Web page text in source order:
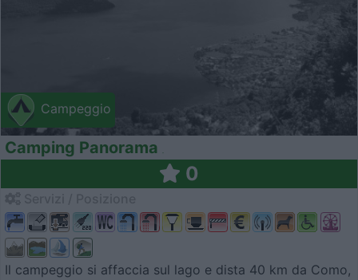
Campeggio
Camping Panorama
0
Il campeggio si affaccia sul lago e dista 40 km da Como,